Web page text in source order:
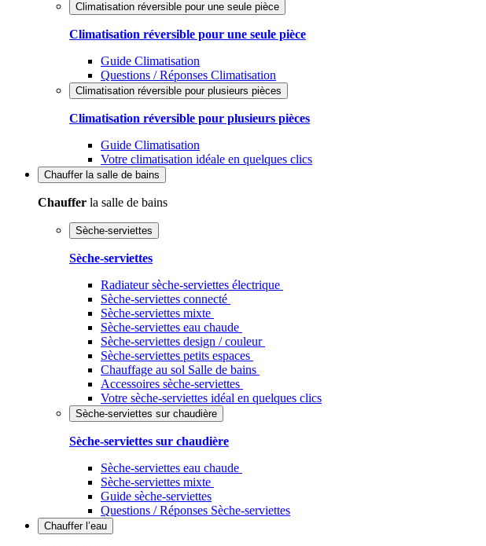
Climatisation réversible pour une seule pièce
Climatisation réversible pour une seule pièce
Guide Climatisation
Questions / Réponses Climatisation
Climatisation réversible pour plusieurs pièces
Climatisation réversible pour plusieurs pièces
Guide Climatisation
Votre climatisation idéale en quelques clics
Chauffer la salle de bains
Chauffer la salle de bains
Sèche-serviettes
Sèche-serviettes
Radiateur sèche-serviettes électrique
Sèche-serviettes connecté
Sèche-serviettes mixte
Sèche-serviettes eau chaude
Sèche-serviettes design / couleur
Sèche-serviettes petits espaces
Chauffage au sol Salle de bains
Accessoires sèche-serviettes
Votre sèche-serviettes idéal en quelques clics
Sèche-serviettes sur chaudière
Sèche-serviettes sur chaudière
Sèche-serviettes eau chaude
Sèche-serviettes mixte
Guide sèche-serviettes
Questions / Réponses Sèche-serviettes
Chauffer l’eau